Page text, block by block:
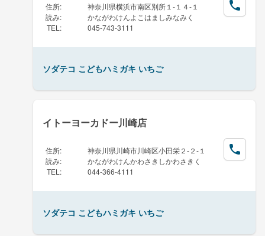
住所:
神奈川県横浜市南区別所１-１４-１
読み:
かながわけんよこはましみなみく
TEL : 045-743-3111
ソダテコ こどもハミガキ いちご
イトーヨーカドー川崎店
住所:
神奈川県川崎市川崎区小田栄２-２-１
読み:
かながわけんかわさきしかわさきく
TEL : 044-366-4111
ソダテコ こどもハミガキ いちご